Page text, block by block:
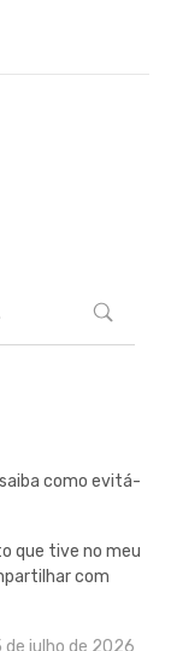
como evitá-
que tive no meu
com